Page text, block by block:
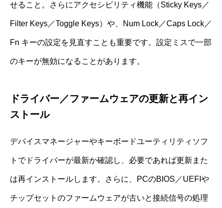
せること。さらにアクセシビリティ機能（Sticky Keys／
Filter Keys／Toggle Keys）や、Num Lock／Caps Lock／
Fn キーの設定を見直すことも重要です。設定ミスで一部
のキーが無効になることがあります。
ドライバー／ファームウェアの更新と再イン
ストール
デバイスマネージャーやキーボードユーティリティソフ
トでドライバーが最新か確認し、必要であれば更新また
は再インストールします。さらに、PCのBIOS／UEFIや
チップセットのファームウェアが古いと接続信号の処理